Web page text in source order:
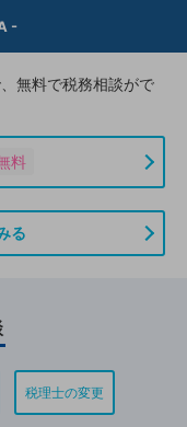
-
無料で税務相談がで
料
る
税理士の変更